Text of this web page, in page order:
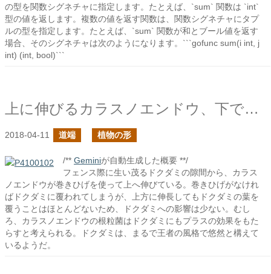
の型を関数シグネチャに指定します。たとえば、`sum` 関数は `int`
型の値を返します。複数の値を返す関数は、関数シグネチャにタプ
ルの型を指定します。たとえば、`sum` 関数が和とブール値を返す
場合、そのシグネチャは次のようになります。```gofunc sum(i int, j
int) (int, bool)```
上に伸びるカラスノエンドウ、下で構えるドクダミたち
2018-04-11 道端 植物の形
/** Geminiが自動生成した概要 **/
フェンス際に生い茂るドクダミの隙間から、カラス
ノエンドウが巻きひげを使って上へ伸びている。巻きひげがなけれ
ばドクダミに覆われてしまうが、上方に伸長してもドクダミの葉を
覆うことはほとんどないため、ドクダミへの影響は少ない。むし
ろ、カラスノエンドウの根粒菌はドクダミにもプラスの効果をもた
らすと考えられる。ドクダミは、まるで王者の風格で悠然と構えて
いるようだ。